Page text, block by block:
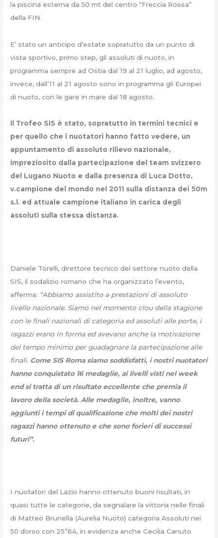
la piscina esterna da 50 mt del centro “Freccia Rossa”
della FIN.
E’ stato un anticipo d’estate sopratutto da un punto di
vista sportivo, primo step, gli assoluti di nuoto, in
programma sempre ad Ostia dal 19 al 21 luglio, ad agosto,
invece, dall’11 al 21 agosto sono in programma gli Europei
di nuoto, con le gare in mare dal 18 agosto.
Il Trofeo SIS è stato, sopratutto in termini tecnici e
per quello che i nuotatori hanno fatto vedere, un
appuntamento di assoluto rilievo nazionale,
impreziosito dalla partecipazione del team svizzero
del Lugano Nuoto e dalla presenza di Luca Dotto,
v.campione del mondo nel 2011 sulla distanza dei 50m
s.l. ed attuale campione italiano in carica degli
assoluti sulla stessa distanza.
Daniele Torelli, direttore tecnico del settore nuoto della
SIS, il sodalizio romano che ha organizzato l’evento,
afferma: “Abbiamo assistito a prestazioni di assoluto
livello nazionale. Siamo nel momento clou della stagione
con le finali nazionali di categoria ed assoluti alle porte, i
ragazzi erano in forma ed avevano anche la motivazione
del tempo minimo per guadagnare la partecipazione alle
finali. Come SIS Roma siamo soddisfatti, i nostri nuotatori
hanno conquistato 16 medaglie, ai livelli visti nel week
end si tratta di un risultato eccellente che premia il
lavoro della società. Alle medaglie, inoltre, vanno
aggiunti i tempi di qualificazione che molti dei nostri
ragazzi hanno ottenuto e che sono forieri di successi
futuri”.
I nuotatori del Lazio hanno ottenuto buoni risultati, in
quasi tutte le categorie, da segnalare la vittoria nelle finali
di Matteo Brunella (Aurelia Nuoto) categoria Assoluti nei
50 dorso con 25”64, in evidenza anche Cecilia Canuto